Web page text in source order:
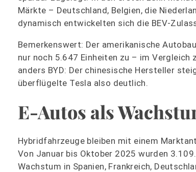
Märkte – Deutschland, Belgien, die
dynamisch entwickelten sich die BEV-
Bemerkenswert: Der amerikanische
nur noch 5.647 Einheiten zu – im
anders BYD: Der chinesische Hersteller
überflügelte Tesla also deutlich.
E-Autos als
Hybridfahrzeuge bleiben mit einem
Von Januar bis Oktober 2025 wurden
Wachstum in Spanien, Frankreich,